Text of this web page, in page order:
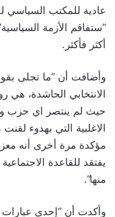
“ستفاقم الأزمة
أكثر فأكثر.
وأضافت أن “ما تجلى
الانتخابي الحاشدة، هي
حيث لم ينتصر اي حزب
الاغلبية التي بهدوء
مؤكدة مرة أخرى أنه
يفتقد للقاعدة
منها”.
وأكدت أن “إحدى عبارات